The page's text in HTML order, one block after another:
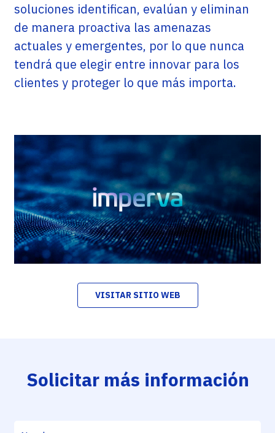
soluciones identifican, evalúan y eliminan
de manera proactiva las amenazas
actuales y emergentes, por lo que nunca
tendrá que elegir entre innovar para los
clientes y proteger lo que más importa.
VISITAR SITIO WEB
Solicitar más información